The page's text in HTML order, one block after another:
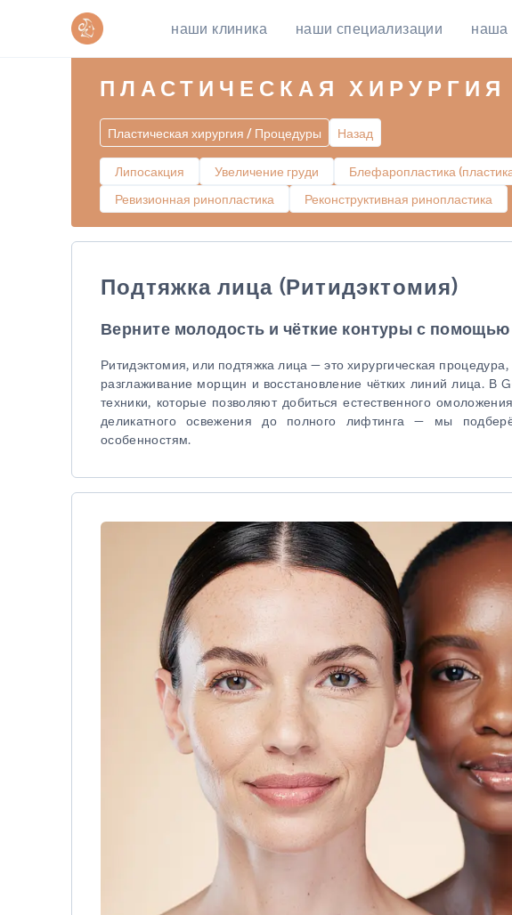
наши клиника наши специализации наша
ПЛАСТИЧЕСКАЯ ХИРУРГИЯ
Пластическая хирургия / Процедуры Назад
Липосакция Увеличение груди Блефаропластика
Ревизионная ринопластика
Реконструктивная ринопластика
Подтяжка лица (Ритидэктомия)
Верните молодость и чёткие контуры с
Ритидэктомия, или подтяжка лица — это хирургическая
разглаживание морщин и восстановление чётких линий лица.
техники, которые позволяют добиться естественного
деликатного освежения до полного лифтинга — мы
особенностям.